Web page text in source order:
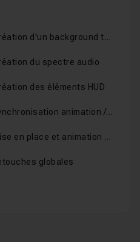
en 3D,
graphiques animés avec
de simples choix visuels,
aléatoire simplement à
encore !
Etape 1 - Création d'un background texturé
du spectre audio
des éléments HUD
Etape 4 - Synchronisation animation / musique
Etape 5 - Mise en place et animation d'une caméra
globales